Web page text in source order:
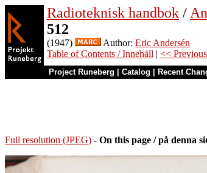
Radioteknisk handbok /
512
(1947) Author: Eric Andersén
Table of Contents / Innehåll | << Previous
Project Runeberg Catalog Recent
Full resolution (JPEG) - On this page / på denna